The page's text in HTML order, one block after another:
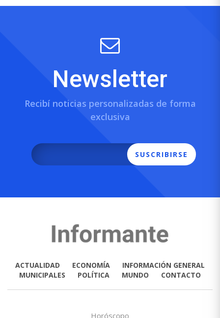
Newsletter
Recibí noticias personalizadas de forma
exclusiva
SUSCRIBIRSE
ACTUALIDAD ECONOMÍA
INFORMACIÓN GENERAL
MUNICIPALES
POLÍTICA MUNDO CONTACTO
Horóscopo